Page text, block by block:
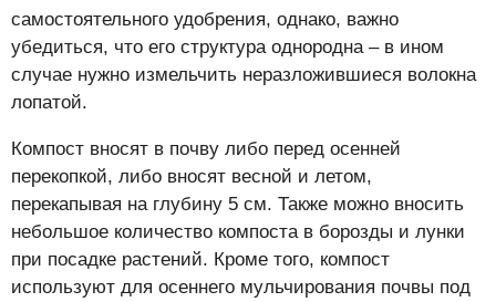
самостоятельного удобрения, однако, важно
убедиться, что его структура однородна – в ином
случае нужно измельчить неразложившиеся волокна
лопатой.
Компост вносят в почву либо перед осенней
перекопкой, либо вносят весной и летом,
перекапывая на глубину 5 см. Также можно вносить
небольшое количество компоста в борозды и лунки
при посадке растений. Кроме того, компост
используют для осеннего мульчирования почвы под